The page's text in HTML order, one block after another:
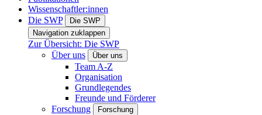
Wissenschaftler:innen
Die SWP
Die SWP
Navigation zuklappen
Zur Übersicht: Die SWP
Über uns
Über uns
Team A-Z
Organisation
Grundlegendes
Freunde und Förderer
Forschung
Forschung